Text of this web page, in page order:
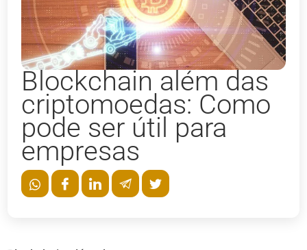
Blockchain além das
criptomoedas: Como
pode ser útil para
empresas